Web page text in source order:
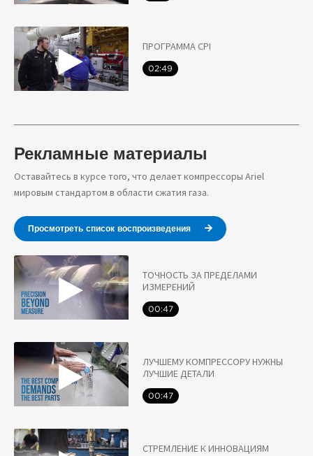
ПРОГРАММА CPI
02:49
Рекламные материалы
Оставайтесь в курсе того, что делает компрессоры Ariel
мировым стандартом в области сжатия газа.
Просмотреть список воспроизведения
ТОЧНОСТЬ ЗА ПРЕДЕЛАМИ
ИЗМЕРЕНИЙ
00:47
ЛУЧШЕМУ КОМПРЕССОРУ НУЖНЫ
ЛУЧШИЕ ДЕТАЛИ
00:47
СТРЕМЛЕНИЕ К ИННОВАЦИЯМ